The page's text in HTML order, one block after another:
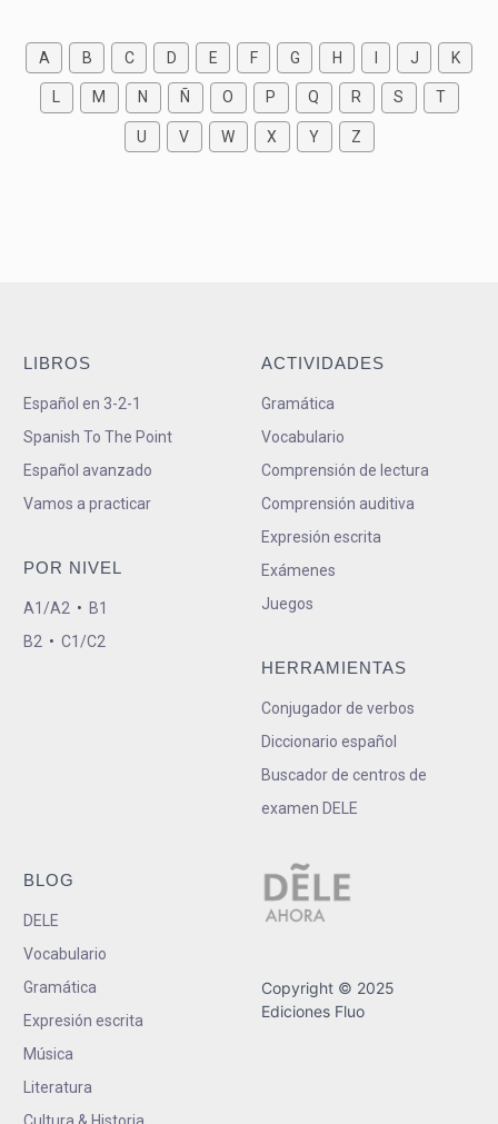
A B C D E F G H J K
M N Ñ O P Q R S T
U V W X Y Z
LIBROS
Español en 3-2-1
Spanish To The Point
Español avanzado
Vamos a practicar
POR NIVEL
A1/A2 • B1
B2 • C1/C2
ACTIVIDADES
Gramática
Vocabulario
Comprensión de lectura
Comprensión auditiva
Expresión escrita
Exámenes
Juegos
HERRAMIENTAS
Conjugador de verbos
Diccionario español
Buscador de centros de
examen DELE
BLOG
DELE
Vocabulario
Gramática
Expresión escrita
Música
Literatura
Copyright © 2025
Ediciones Fluo